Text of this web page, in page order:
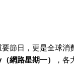
節日，更是全球消
網路星期一）
，